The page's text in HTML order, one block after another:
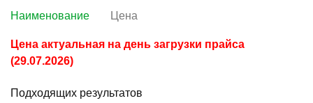
Наименование Цена
Цена актуальная на день загрузки прайса
(29.07.2026)
Подходящих результатов